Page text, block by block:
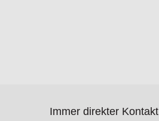
Immer direkter Kontakt